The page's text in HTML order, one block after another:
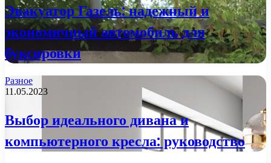
Эвакуатор Газель: надежный и
экономичный автомобиль для
буксировки
Разное
11.05.2023
Выбор идеального дивана и
компьютерного кресла: руководство